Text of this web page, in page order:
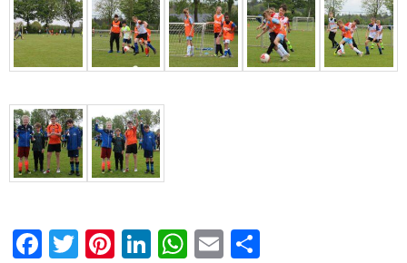
Facebook
Twitter
Pinterest
LinkedIn
WhatsApp
Email